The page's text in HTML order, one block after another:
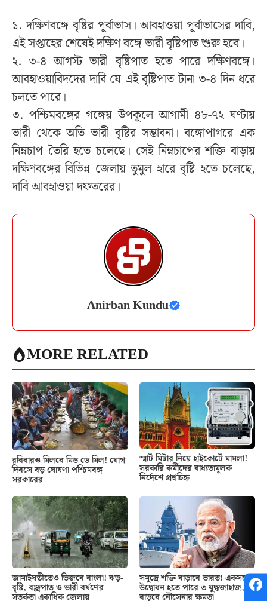
১. দক্ষিণবঙ্গে বৃষ্টির পূর্বাভাস। আবহাওয়া পূর্বাভাসের দাবি,
এই সপ্তাহের শেষেই দক্ষিণ বঙ্গে ভারী বৃষ্টিপাত শুরু হবে।
২. ৩-৪ আগস্ট ভারী বৃষ্টিপাত হতে পারে দক্ষিণবঙ্গে।
আবহাওয়াবিদদের দাবি যে এই বৃষ্টিপাত টানা ৩-৪ দিন ধরে
চলতে পারে।
৩. পশ্চিমবঙ্গের গঙ্গেয় উপকূলে আগামী ৪৮-৭২ ঘণ্টায়
ভারী থেকে অতি ভারী বৃষ্টির সম্ভাবনা। বঙ্গোপাগরে এক
নিম্নচাপ তৈরি হতে চলেছে। সেই নিম্নচাপের শক্তি বাড়ায়
দক্ষিণবঙ্গের বিভিন্ন জেলায় তুমুল হারে বৃষ্টি হতে চলেছে,
দাবি আবহাওয়া দফতরের।
Anirban Kundu
MORE RELATED
রবিবারও মিলবে মিড ডে মিল! যোগ
দিবসে বড় ঘোষণা পশ্চিমবঙ্গ
সরকারের
স্মার্ট মিটার নিয়ে হাইকোর্টে মামলা!
সরকারি কর্মীদের বাধ্যতামূলক
নির্দেশে প্রশ্নচিহ্ন
জামাইষষ্ঠীতেও ভিজবে বাংলা! ঝড়-
বৃষ্টি, বজ্রপাত ও ভারী বর্ষণের
সতর্কতা একাধিক জেলায়
সমুদ্রে শক্তি বাড়াবে ভারত! একসঙ্গে
উদ্বোধন হতে পারে ৩ যুদ্ধজাহাজ,
বাড়বে নৌসেনার ক্ষমতা